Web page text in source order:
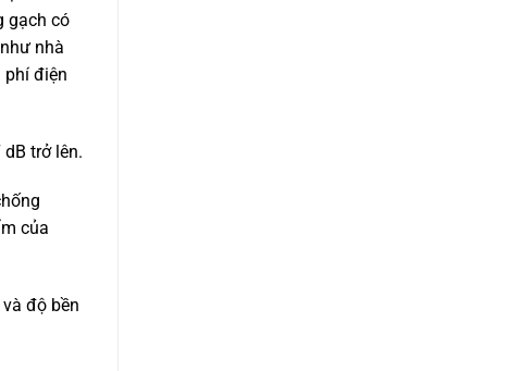
gạch có
nhà
phí điện
trở lên.
của
độ bền